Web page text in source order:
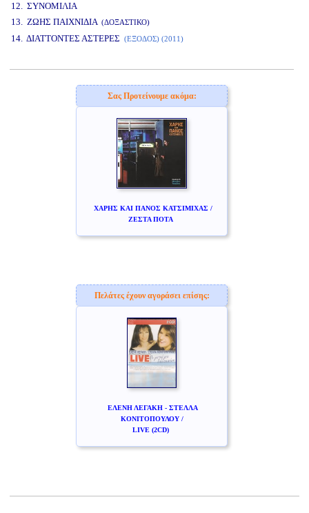
12. ΣΥΝΟΜΙΛΙΑ
13. ΖΩΗΣ ΠΑΙΧΝΙΔΙΑ (ΔΟΞΑΣΤΙΚΟ)
14. ΔΙΑΤΤΟΝΤΕΣ ΑΣΤΕΡΕΣ (ΕΞΟΔΟΣ) (2011)
Σας Προτείνουμε ακόμα:
ΧΑΡΗΣ ΚΑΙ ΠΑΝΟΣ ΚΑΤΣΙΜΙΧΑΣ /
ΖΕΣΤΑ ΠΟΤΑ
Πελάτες έχουν αγοράσει επίσης:
ΕΛΕΝΗ ΛΕΓΑΚΗ - ΣΤΕΛΛΑ
ΚΟΝΙΤΟΠΟΥΛΟΥ /
LIVE (2CD)